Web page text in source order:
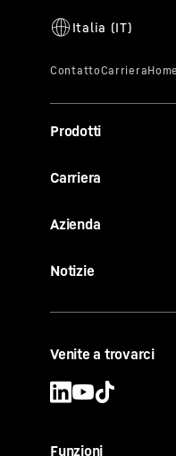
Prodotti
Carriera
Azienda
Notizie
Venite a trovarci
Funzioni